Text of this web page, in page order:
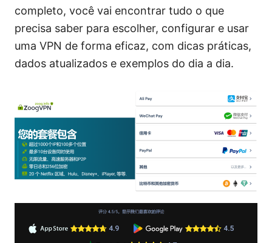
completo, você vai encontrar tudo o que
precisa saber para escolher, configurar e usar
uma VPN de forma eficaz, com dicas práticas,
dados atualizados e exemplos do dia a dia.